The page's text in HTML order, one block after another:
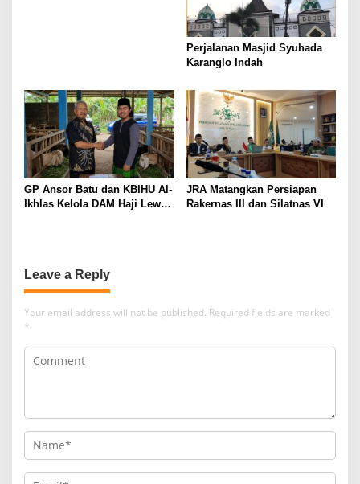
Perjalanan Masjid Syuhada
Karanglo Indah
GP Ansor Batu dan KBIHU Al-
Ikhlas Kelola DAM Haji Lewat
JRA Matangkan Persiapan
Rakernas III dan Silatnas VI
Leave a Reply
Your email address will not be published. Required fields are marked
*